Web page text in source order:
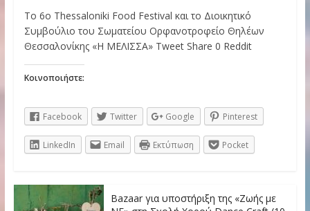
Tο 6ο Thessaloniki Food Festival και το Διοικητικό
Συμβούλιο του Σωματείου Ορφανοτροφείο Θηλέων
Θεσσαλονίκης «Η ΜΕΛΙΣΣΑ» Tweet Share 0 Reddit
Κοινοποιήστε:
Facebook Twitter Google Pinterest
LinkedIn Email Εκτύπωση Pocket
Bazaar για υποστήριξη της «Ζωής με